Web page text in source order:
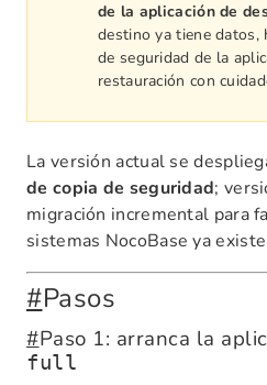
de la aplicación de
destino ya tiene datos,
de seguridad de la
restauración con
La versión actual se
de copia de seguridad;
migración incremental para
sistemas NocoBase ya
#Pasos
#Paso 1: arranca la
full